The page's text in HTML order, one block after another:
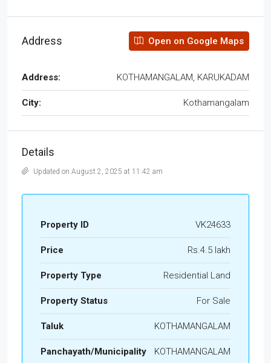
Address Open on Google Maps
Address: KOTHAMANGALAM, KARUKADAM
City: Kothamangalam
Details
Updated on August 2, 2025 at 11:42 am
Property ID VK24633
Price Rs.4.5 lakh
Property Type Residential Land
Property Status For Sale
Taluk KOTHAMANGALAM
Panchayath/Municipality KOTHAMANGALAM